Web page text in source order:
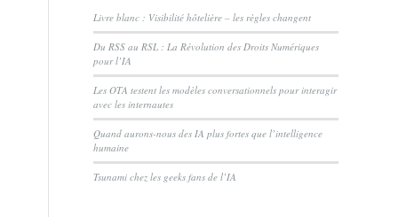
Livre blanc : Visibilité hôtelière – les règles changent
Du RSS au RSL : La Révolution des Droits Numériques
pour l’IA
Les OTA testent les modèles conversationnels pour interagir
avec les internautes
Quand aurons-nous des IA plus fortes que l’intelligence
humaine
Tsunami chez les geeks fans de l’IA